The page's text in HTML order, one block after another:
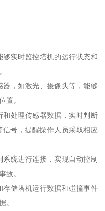
实时监控塔机的运行状态和
，如激光、摄像头等，能够
置。
处理传感器数据，实时判断
号，提醒操作人员采取相应
统进行连接，实现自动控制
故。
储塔机运行数据和碰撞事件
。